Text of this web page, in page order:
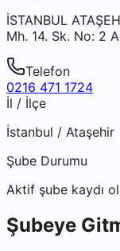
İSTANBUL
Mh. 14. Sk. No: 2
Telefon
0216 471 1724
İl / İlçe
İstanbul / Ataşehir
Şube Durumu
Aktif şube kaydı
Şubeye